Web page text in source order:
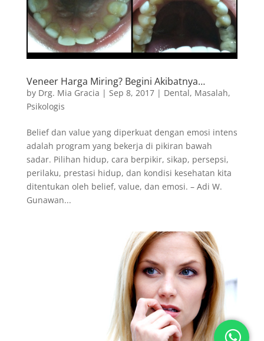
Veneer Harga Miring? Begini Akibatnya…
by Drg. Mia Gracia | Sep 8, 2017| Dental, Masalah,
Psikologis
Belief dan value yang diperkuat dengan emosi intens
adalah program yang bekerja di pikiran bawah
sadar. Pilihan hidup, cara berpikir, sikap, persepsi,
perilaku, prestasi hidup, dan kondisi kesehatan kita
ditentukan oleh belief, value, dan emosi. – Adi W.
Gunawan...